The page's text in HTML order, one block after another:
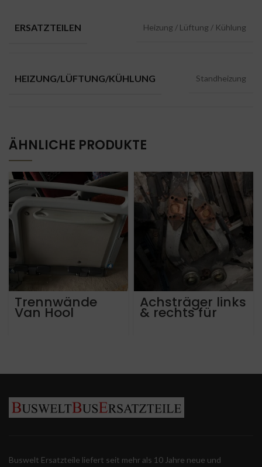
ERSATZTEILEN Heizung / Lüftung / Kühlung
HEIZUNG/LÜFTUNG/KÜHLUNG Standheizung
ÄHNLICHE PRODUKTE
Trennwände
Van Hool
Astromega
Achsträger links
& rechts für
Mercedes
Buswelt Ersatzteile liefert seit mehr als 10 Jahre neue und